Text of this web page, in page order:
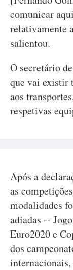
comunicar
relativamente
salientou.
O secretário
que vai existir
aos
respetivas
Após a
as
modalidades
adiadas --
Euro2020 e
dos
internacionais,